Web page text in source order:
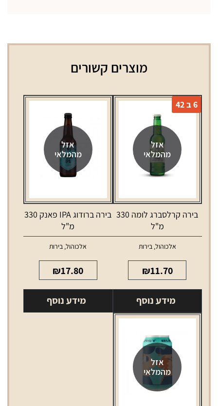
מוצרים קשורים
אזל
מהמלאי
6 ב 42
בירה קרלסברג לומה 330
מ"ל
אלכוהול,בירות
₪11.70
מידע נוסף
אזל
מהמלאי
בירה ברודוג IPA פאנק 330
מ"ל
אלכוהול, בירות
₪17.80
מידע נוסף
אזל
מהמלאי